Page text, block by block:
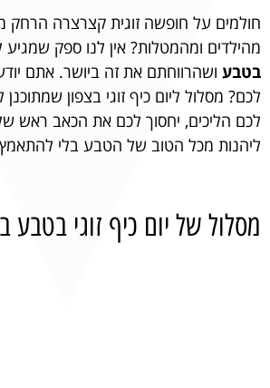
חולמים על חופשה זוגית קצרצרה הרחק
מהילדים ומהמטלות? אין לנו ספק שמגיע
בטבע ושהרווחתם את זה ביושר. אתם
לכם? מסלול ליום כיף זוגי בצפון
לכם הליכים, יחסוך לכם את הכאב ראש של
ליהנות מכל הטוב של הטבע בלי
מסלול של יום כיף זוגי בטבע